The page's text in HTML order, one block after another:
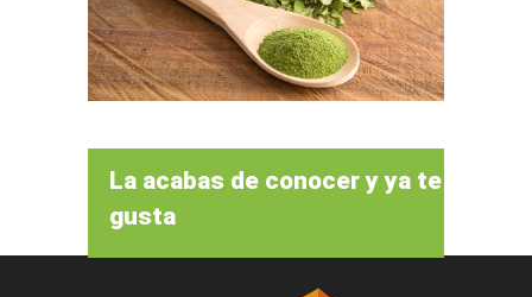
La acabas de conocer y ya te
gusta